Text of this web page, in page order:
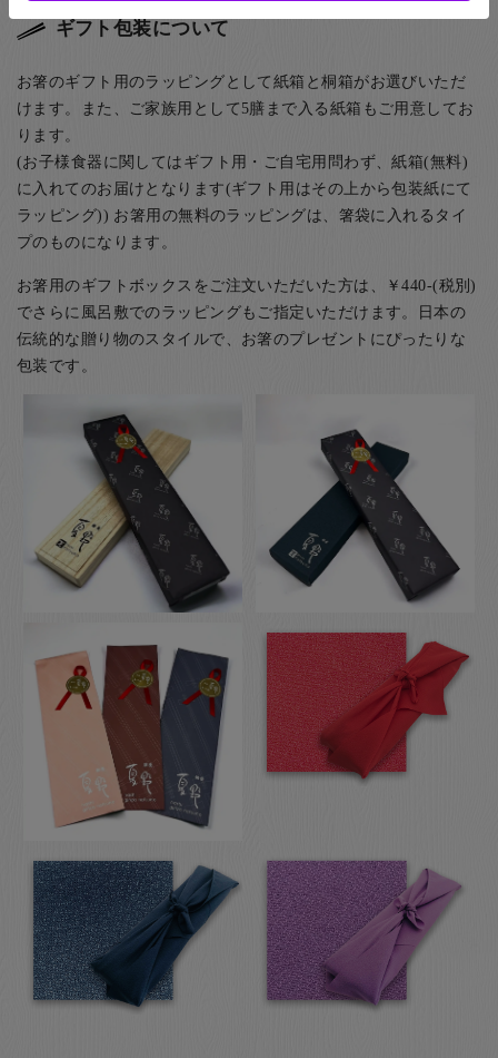
ギフト包装について
お箸のギフト用のラッピングとして紙箱と桐箱がお選びいただ
けます。また、ご家族用として5膳まで入る紙箱もご用意してお
ります。
(お子様食器に関してはギフト用・ご自宅用問わず、紙箱(無料)
に入れてのお届けとなります(ギフト用はその上から包装紙にて
ラッピング)) お箸用の無料のラッピングは、箸袋に入れるタイ
プのものになります。
お箸用のギフトボックスをご注文いただいた方は、￥440-(税別)
でさらに風呂敷でのラッピングもご指定いただけます。日本の
伝統的な贈り物のスタイルで、お箸のプレゼントにぴったりな
包装です。